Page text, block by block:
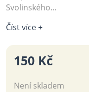
Svolinského...
Číst více +
150 Kč
Není skladem